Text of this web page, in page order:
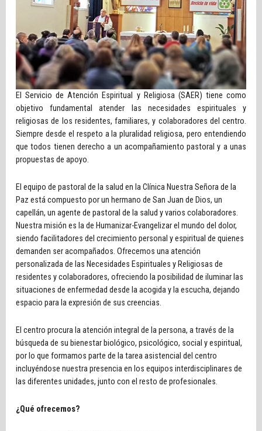
El Servicio de Atención Espiritual y Religiosa (SAER) tiene como
objetivo fundamental atender las necesidades espirituales y
religiosas de los residentes, familiares, y colaboradores del centro.
Siempre desde el respeto a la pluralidad religiosa, pero entendiendo
que todos tienen derecho a un acompañamiento pastoral y a unas
propuestas de apoyo.
El equipo de pastoral de la salud en la Clínica Nuestra Señora de la
Paz está compuesto por un hermano de San Juan de Dios, un
capellán, un agente de pastoral de la salud y varios colaboradores.
Nuestra misión es la de Humanizar-Evangelizar el mundo del dolor,
siendo facilitadores del crecimiento personal y espiritual de quienes
demanden ser acompañados. Ofrecemos una atención
personalizada de las Necesidades Espirituales y Religiosas de
residentes y colaboradores, ofreciendo la posibilidad de iluminar las
situaciones de enfermedad desde la acogida y la escucha, dejando
espacio para la expresión de sus creencias.
El centro procura la atención integral de la persona, a través de la
búsqueda de su bienestar biológico, psicológico, social y espiritual,
por lo que formamos parte de la tarea asistencial del centro
incluyéndose nuestra presencia en los equipos interdisciplinares de
las diferentes unidades, junto con el resto de profesionales.
¿Qué ofrecemos?